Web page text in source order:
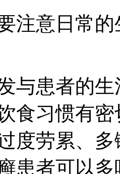
注意日常
与患者的
食习惯有
度劳累、
患者可以